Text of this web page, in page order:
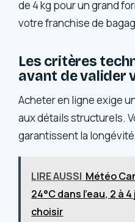
de 4 kg pour un grand
votre franchise de
Les critères
avant de valider
Acheter en ligne exige
aux détails structurels.
garantissent la
LIRE AUSSI Météo
24°C dans l’eau, 2 à
choisir